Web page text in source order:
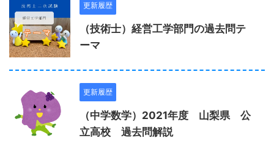
更新履歴
（技術士）経営工学部門の過去問テ
ーマ
更新履歴
（中学数学）2021年度 山梨県 公
立高校 過去問解説